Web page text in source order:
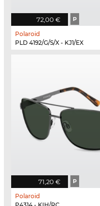
72,00 € P
Polaroid
PLD 4192/G/S/X - KJ1/EX
71,20 € P
Polaroid